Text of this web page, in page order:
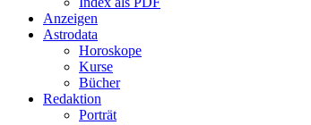
Anzeigen
Astrodata
Horoskope
Kurse
Bücher
Redaktion
Porträt